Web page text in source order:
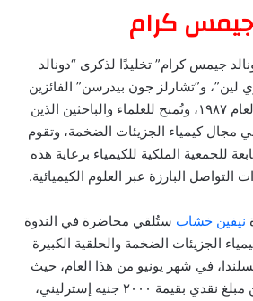
كرام
جيمس كرام” تخليدًا لذكرى “دونالد
و”تشارلز جون بيدرسن” الفائزين
بجائزة نوبل في الكيمياء لعام ١٩٨٧، وتُمنح للعلماء والباحثين الذين
مجال كيمياء الجزيئات الضخمة، وتقوم
للجمعية الملكية للكيمياء برعاية هذه
البارزة عبر العلوم الكيميائية.
نيفين خشاب ستُلقي محاضرة في الندوة
٢٠٢٣ حول كيمياء الجزيئات الضخمة والحلقية الكبيرة
في شهر يونيو من هذا العام، حيث
ستتسلم الجائزة فضلًا عن مبلغ نقدي بقيمة ٢٠٠٠ جنيه إسترليني،